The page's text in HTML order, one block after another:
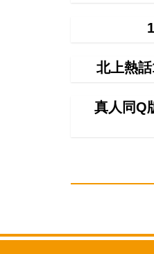
北上熱
真人同Q